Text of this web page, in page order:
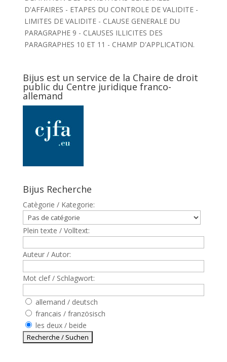
D'AFFAIRES - ETAPES DU CONTROLE DE VALIDITE -
LIMITES DE VALIDITE - CLAUSE GENERALE DU
PARAGRAPHE 9 - CLAUSES ILLICITES DES
PARAGRAPHES 10 ET 11 - CHAMP D'APPLICATION.
Bijus est un service de la Chaire de droit
public du Centre juridique franco-
allemand
Bijus Recherche
Catègorie / Kategorie:
Plein texte / Volltext:
Auteur / Autor:
Mot clef / Schlagwort:
allemand / deutsch
francais / französisch
les deux / beide